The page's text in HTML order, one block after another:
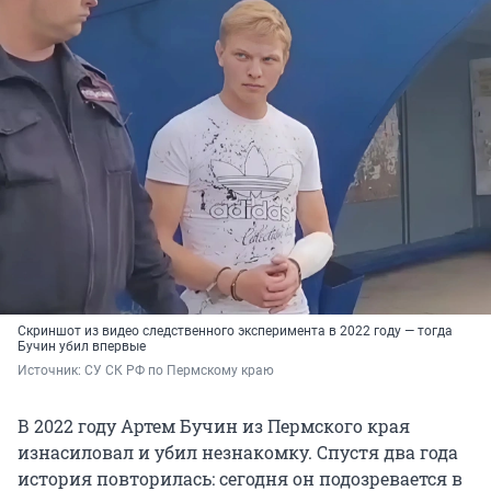
Скриншот из видео следственного эксперимента в 2022 году — тогда
Бучин убил впервые
Источник: СУ СК РФ по Пермскому краю
В 2022 году Артем Бучин из Пермского края
изнасиловал и убил незнакомку. Спустя два года
история повторилась: сегодня он подозревается в